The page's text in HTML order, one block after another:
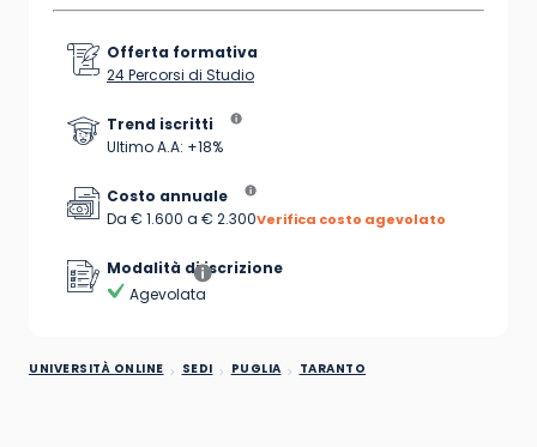
Offerta formativa
24 Percorsi di Studio
Trend iscritti
Ultimo A.A: +18%
Costo annuale
Da € 1.600 a € 2.300Verifica costo agevolato
Modalità di iscrizione
Agevolata
UNIVERSITÀ ONLINE SEDI PUGLIA TARANTO